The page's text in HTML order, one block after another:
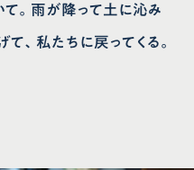
て。雨が降って土に沁み
、私たちに戻ってくる。